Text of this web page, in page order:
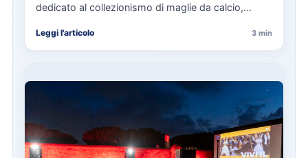
dedicato al collezionismo di maglie da calcio,
Leggi l'articolo 3 min